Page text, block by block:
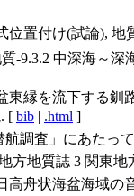
位置付け(試論),
-9.3.2 中深海～
東縁を流下する
[ bib | .html ]
航調査」にあたっ
方地質誌 3 関東
高舟状海盆海域の